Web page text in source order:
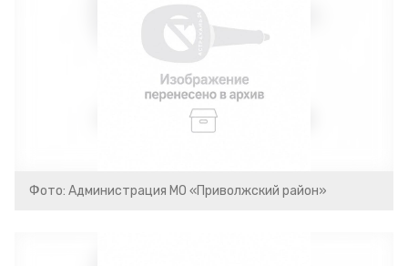
Фото: Администрация МО «Приволжский район»